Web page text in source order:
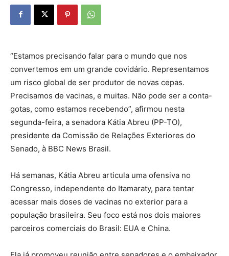
“Estamos precisando falar para o mundo que nos
convertemos em um grande covidário. Representamos
um risco global de ser produtor de novas cepas.
Precisamos de vacinas, e muitas. Não pode ser a conta-
gotas, como estamos recebendo”, afirmou nesta
segunda-feira, a senadora Kátia Abreu (PP-TO),
presidente da Comissão de Relações Exteriores do
Senado, à BBC News Brasil.
Há semanas, Kátia Abreu articula uma ofensiva no
Congresso, independente do Itamaraty, para tentar
acessar mais doses de vacinas no exterior para a
população brasileira. Seu foco está nos dois maiores
parceiros comerciais do Brasil: EUA e China.